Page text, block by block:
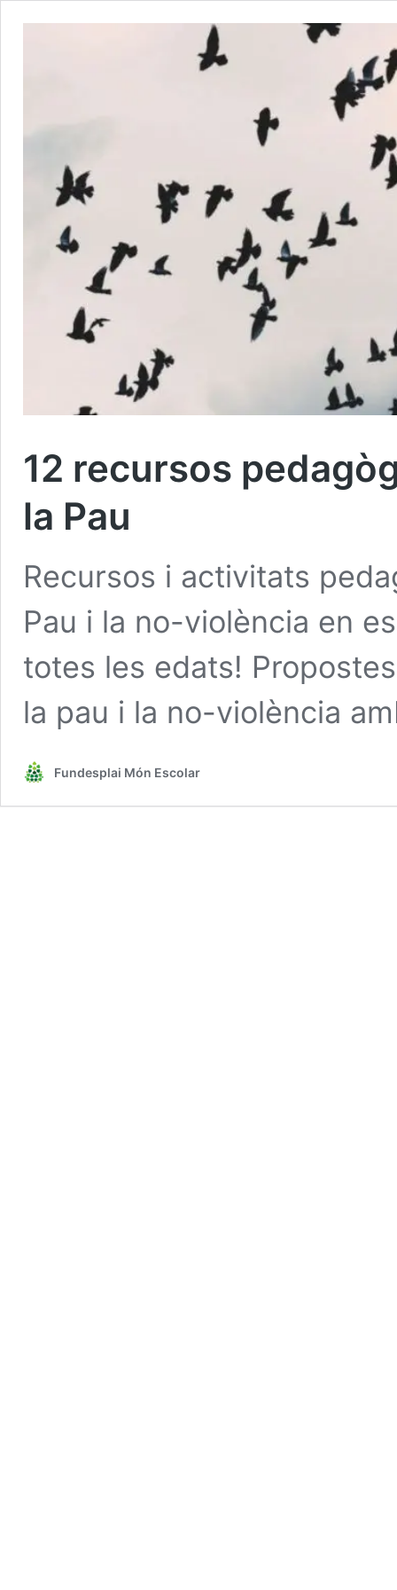
12 recursos
la Pau
Recursos i activitats
Pau i la no-violència en
totes les edats!
la pau i la no-violència
Fundesplai Món Escolar